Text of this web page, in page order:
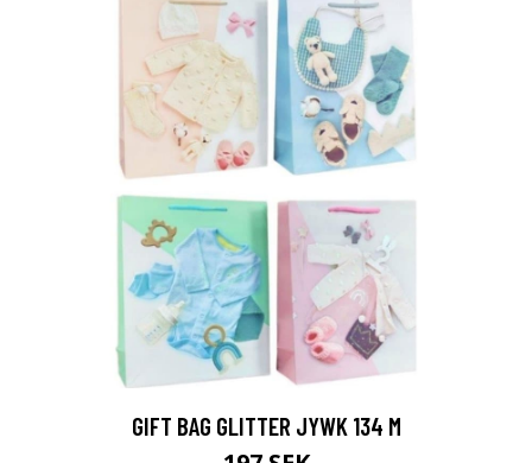
GIFT BAG GLITTER JYWK 134 M